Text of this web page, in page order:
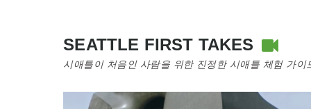
SEATTLE FIRST TAKES
시애틀이 처음인 사람을 위한 진정한 시애틀 체험 가이